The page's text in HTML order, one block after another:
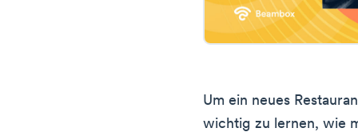
Um ein neues
wichtig zu lernen, wie